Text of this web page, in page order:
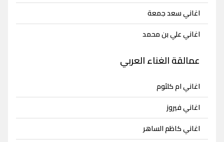
اغاني سعد جمعة
اغاني علي بن محمد
عمالقة الغناء العربي
اغاني ام كلثوم
اغاني فيروز
اغاني كاظم الساهر